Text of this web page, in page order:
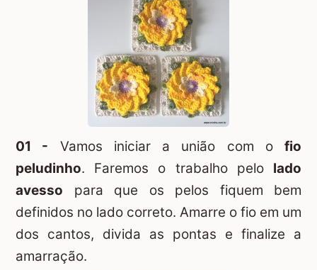
01 - Vamos iniciar a união com o fio
peludinho. Faremos o trabalho pelo lado
avesso para que os pelos fiquem bem
definidos no lado correto. Amarre o fio em um
dos cantos, divida as pontas e finalize a
amarração.